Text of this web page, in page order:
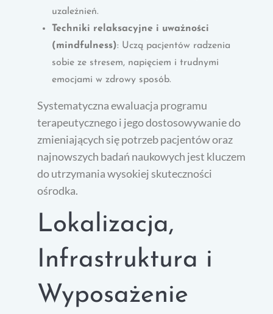
uzależnień.
Techniki relaksacyjne i uważności
(mindfulness): Uczą pacjentów radzenia
sobie ze stresem, napięciem i trudnymi
emocjami w zdrowy sposób.
Systematyczna ewaluacja programu
terapeutycznego i jego dostosowywanie do
zmieniających się potrzeb pacjentów oraz
najnowszych badań naukowych jest kluczem
do utrzymania wysokiej skuteczności
ośrodka.
Lokalizacja,
Infrastruktura i
Wyposażenie